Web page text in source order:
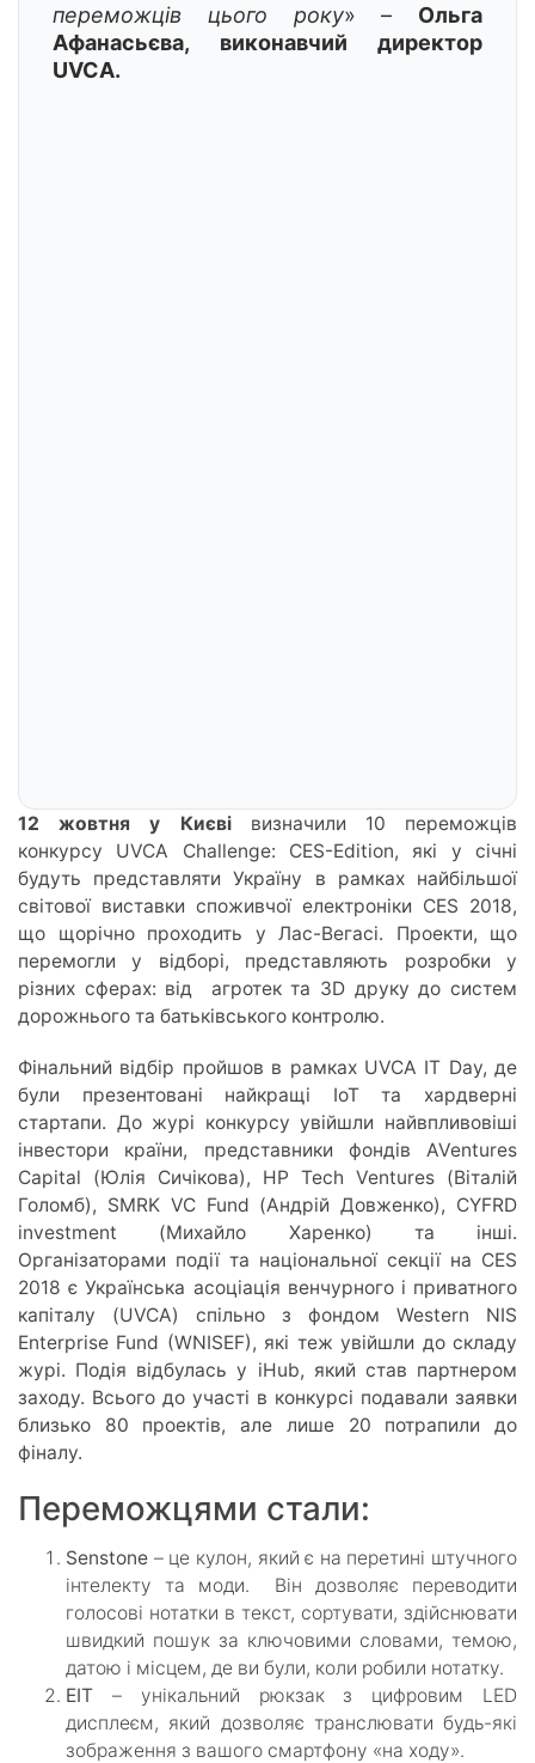
переможців цього року» – Ольга
Афанасьєва, виконавчий директор
UVCA.
12 жовтня у Києвівизначили 10 переможців
конкурсу UVCA Challenge: CES-Edition, які у січні
будуть представляти Україну в рамках найбільшої
світової виставки споживчої електроніки CES 2018,
що щорічно проходить у Лас-Вегасі. Проекти, що
перемогли у відборі, представляють розробки у
різних сферах: від агротек та 3D друку до систем
дорожнього та батьківського контролю.
Фінальний відбір пройшов в рамках UVCA IT Day, де
були презентовані найкращі ІоТ та хардверні
стартапи. До журі конкурсу увійшли найвпливовіші
інвестори країни, представники фондів AVentures
Capital (Юлія Сичікова), HP Tech Ventures (Віталій
Голомб), SMRK VC Fund (Андрій Довженко), CYFRD
investment (Михайло Харенко) та інші.
Організаторами події та національної секції на CES
2018 є Українська асоціація венчурного і приватного
капіталу (UVCA) спільно з фондом Western NIS
Enterprise Fund (WNISEF), які теж увійшли до складу
журі. Подія відбулась у iHub, який став партнером
заходу. Всього до участі в конкурсі подавали заявки
близько 80 проектів, але лише 20 потрапили до
фіналу.
Переможцями стали:
Senstone – це кулон, який є на перетині штучного
інтелекту та моди. Він дозволяє переводити
голосові нотатки в текст, сортувати, здійснювати
швидкий пошук за ключовими словами, темою,
датою і місцем, де ви були, коли робили нотатку.
EIT – унікальний рюкзак з цифровим LED
дисплеєм, який дозволяє транслювати будь-які
зображення з вашого смартфону «на ходу».